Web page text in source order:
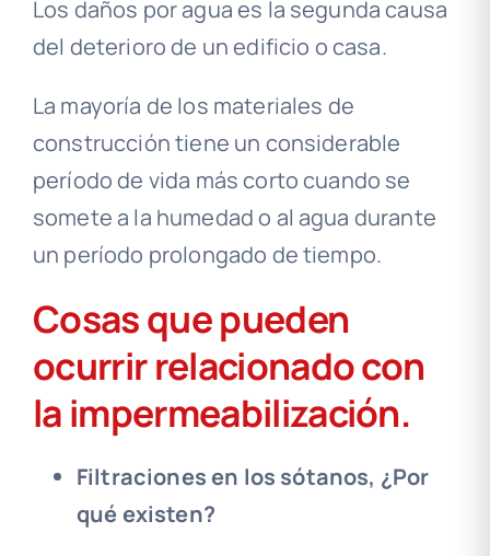
Los daños por agua es la segunda causa
del deterioro de un edificio o casa.
La mayoría de los materiales de
construcción tiene un considerable
período de vida más corto cuando se
somete a la humedad o al agua durante
un período prolongado de tiempo.
Cosas que pueden
ocurrir relacionado con
la impermeabilización.
Filtraciones en los sótanos, ¿Por
qué existen?